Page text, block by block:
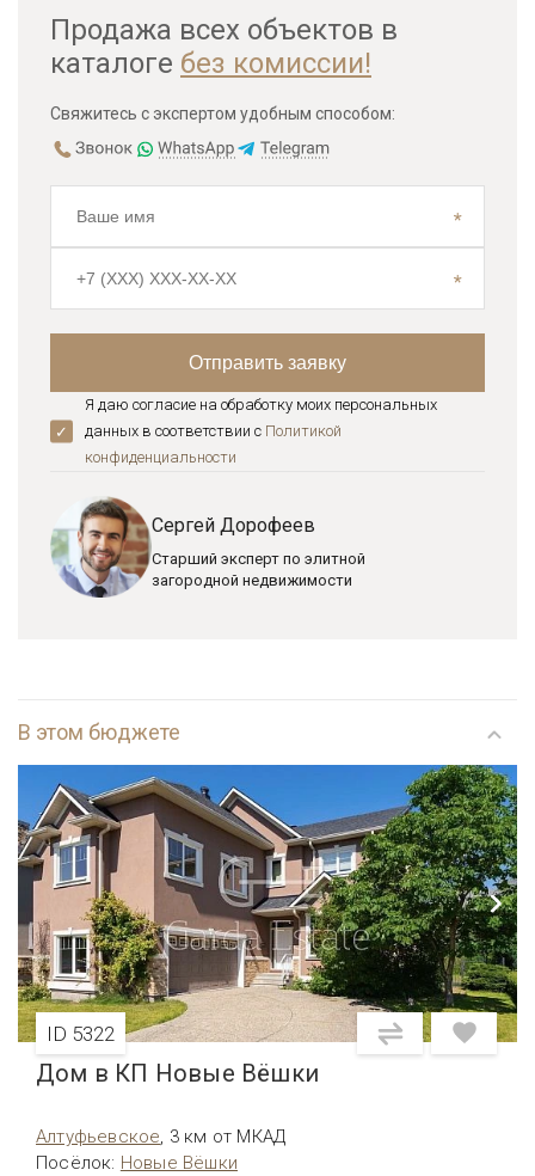
Продажа всех объектов в
каталоге без комиссии!
Свяжитесь с экспертом удобным способом:
Я даю согласие на обработку моих персональных
данных в соответствии с Политикой
конфиденциальноcти
Сергей Дорофеев
Старший эксперт по элитной
загородной недвижимости
В этом бюджете
ID 5322
Дом в КП Новые Вёшки
Алтуфьевcкое, 3 км от МКАД
Посёлок: Новые Вёшки